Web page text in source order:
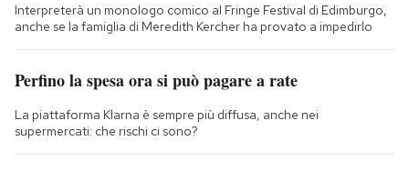
Interpreterà un monologo comico al Fringe Festival di Edimburgo,
anche se la famiglia di Meredith Kercher ha provato a impedirlo
Perfino la spesa ora si può pagare a rate
La piattaforma Klarna è sempre più diffusa, anche nei
supermercati: che rischi ci sono?